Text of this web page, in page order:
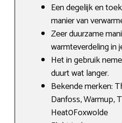
Een degelijk en
manier van
Zeer duurzame
warmteverdeling in
Het in gebruik
duurt wat langer.
Bekende merken:
Danfoss, Warmup,
Heat0Foxwolde